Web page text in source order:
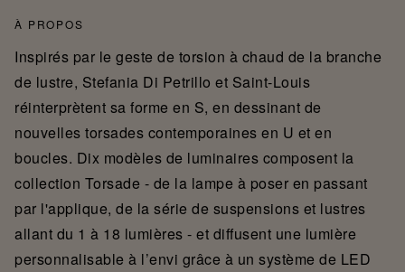
À PROPOS
Inspirés par le geste de torsion à chaud de la branche
de lustre, Stefania Di Petrillo et Saint-Louis
réinterprètent sa forme en S, en dessinant de
nouvelles torsades contemporaines en U et en
boucles. Dix modèles de luminaires composent la
collection Torsade - de la lampe à poser en passant
par l'applique, de la série de suspensions et lustres
allant du 1 à 18 lumières - et diffusent une lumière
personnalisable à l’envi grâce à un système de LED